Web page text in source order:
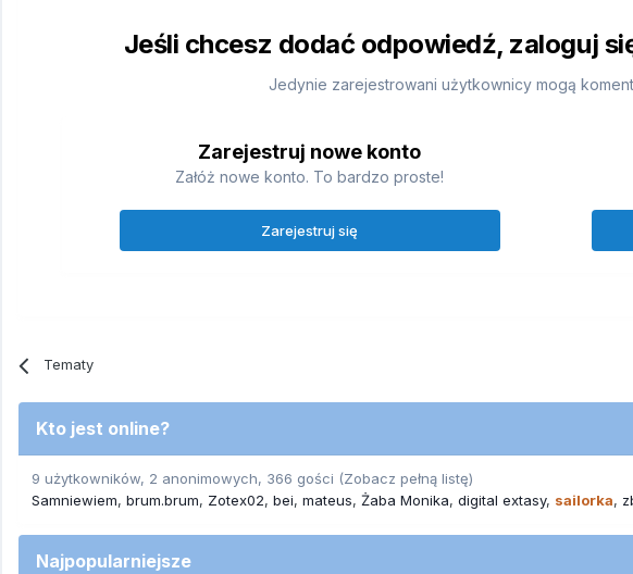
Jeśli chcesz dodać odpowiedź, zaloguj
Jedynie zarejestrowani użytkownicy mogą
Zarejestruj nowe konto
Załóż nowe konto. To bardzo proste!
Zarejestruj się
Tematy
Kto jest online?
9 użytkowników, 2 anonimowych, 366 gości (Zobacz pełną listę)
Samniewiem brum.brum Zotex02 bei mateus Żaba Monika digital extasy sailorka
Najpopularniejsze